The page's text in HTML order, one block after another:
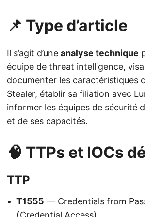
📌 Type d’article
Il s’agit d’une analyse technique
équipe de threat intelligence,
documenter les caractéristiques
Stealer, établir sa filiation avec
informer les équipes de sécurité
et de ses capacités.
🧠 TTPs et IOCs
TTP
T1555 — Credentials from